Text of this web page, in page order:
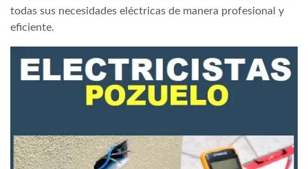
todas sus necesidades eléctricas de manera profesional y
eficiente.